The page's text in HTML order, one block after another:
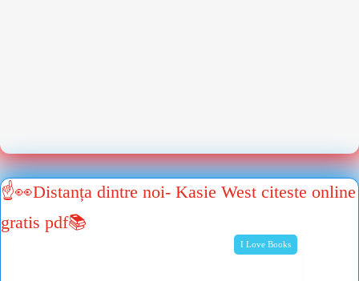
I Love Books
☝👀Distanța dintre noi- Kasie West citeste online
gratis pdf📚